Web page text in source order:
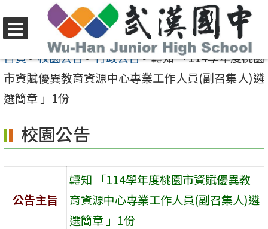
至
要
內
區
選
單
首頁>校園公告>行政公告>轉知 「114學年度桃園
市資賦優異教育資源中心專業工作人員(副召集人)遴
選簡章 」1份
校園公告
公告主旨
轉知 「114學年度桃園市資賦優異教
育資源中心專業工作人員(副召集人)遴
選簡章 」1份